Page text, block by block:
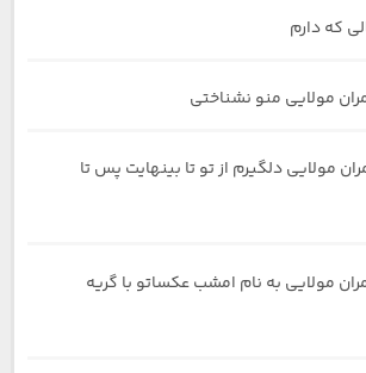
که دارم
مولایی منو نشناختی
مولایی دلگیرم از تو تا بینهایت پس تا
مولایی به نام امشب عکساتو با گریه